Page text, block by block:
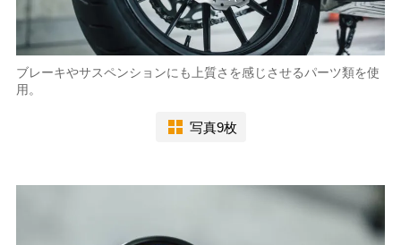
ブレーキやサスペンションにも上質さを感じさせるパーツ類を使
用。
写真9枚